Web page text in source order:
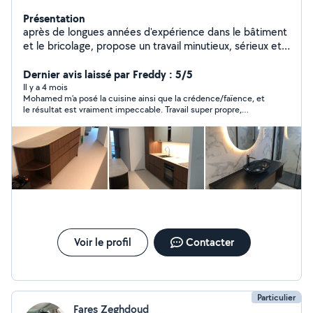
Présentation
après de longues années d'expérience dans le bâtiment
et le bricolage, propose un travail minutieux, sérieux et
tapisserie, parquet, aménagement cuisine, placards,
meuble, électricité, plomberie, Bricolage Je peux vous
accompagner pendant votre projet pour vous conseiller
(diplôme études bâtiment) et vous faire des économies
N'hésitez pas à me contacter
Dernier avis laissé par Freddy : 5/5
Il y a 4 mois
Mohamed m’a posé la cuisine ainsi que la crédence/faïence, et
le résultat est vraiment impeccable. Travail super propre,
choses et le rendu final est top. Je le recommande vivement !
Voir le profil Contacter
Particulier
Fares Zeghdoud